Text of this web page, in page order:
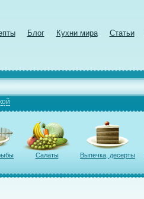
Блог Кухни мира Статьи
Салаты Выпечка, десерты